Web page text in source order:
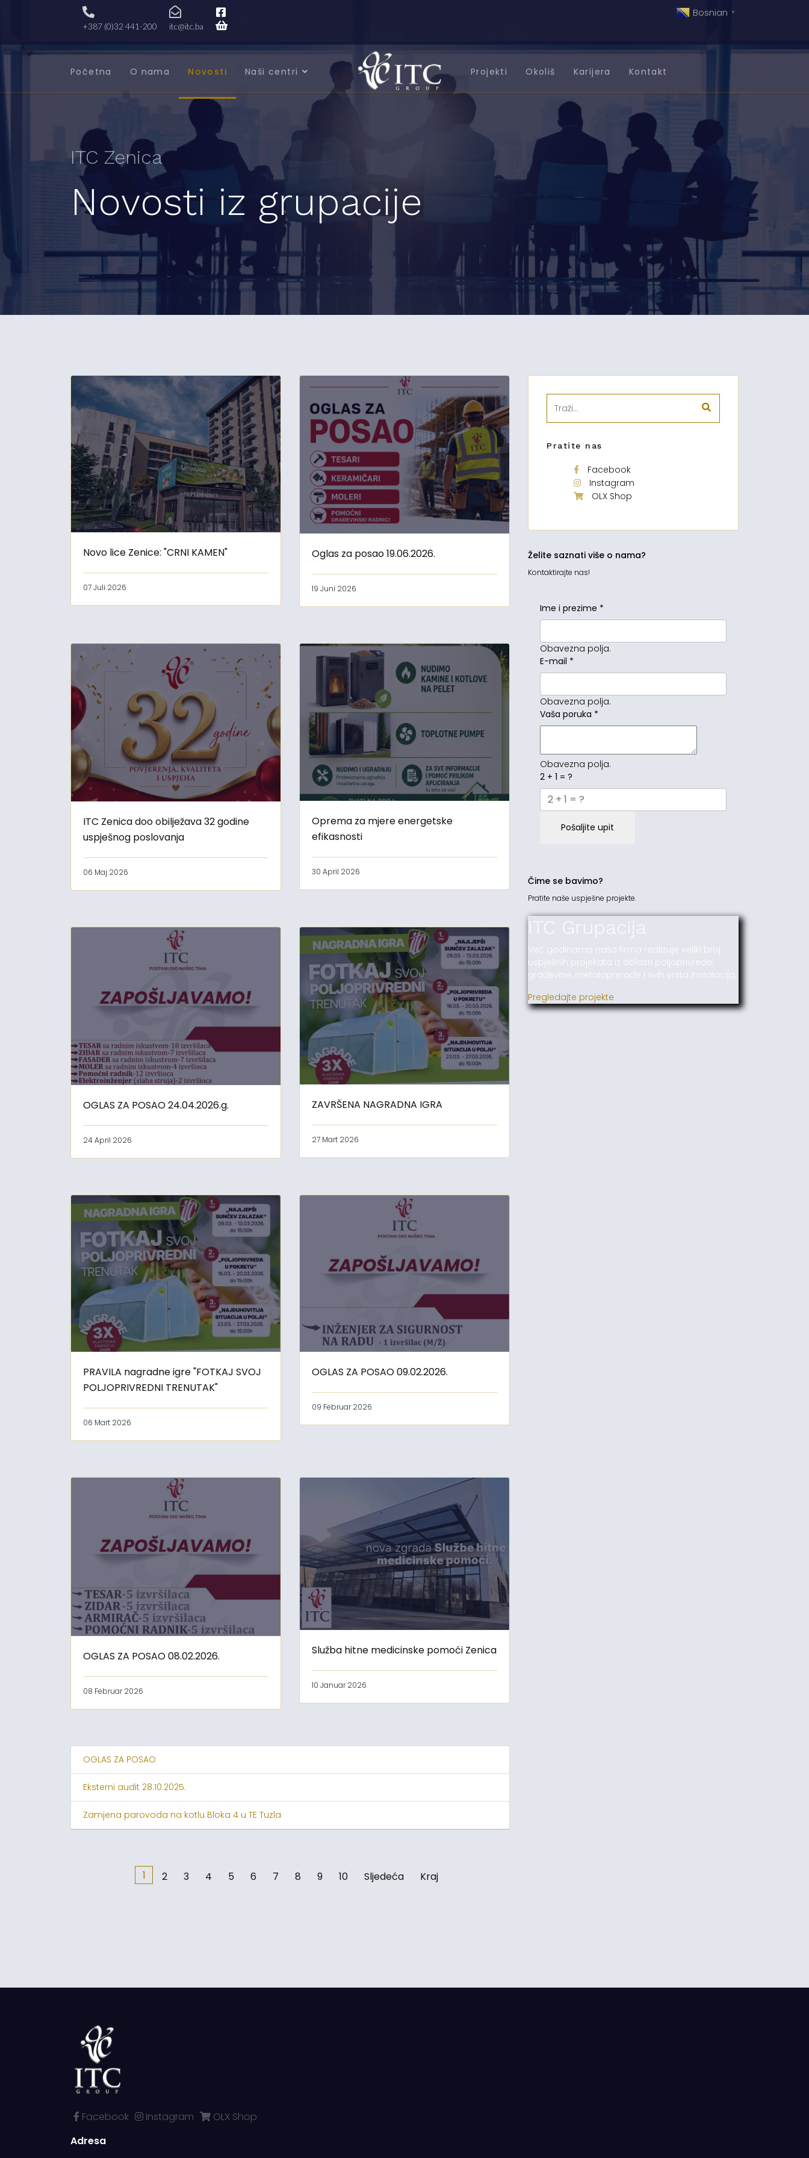
+387 (0)32 441-200 itc@itc.ba
Bosnian ▼
Početna O nama Novosti Naši centri Projekti Okoliš Karijera Kontakt
ITC Zenica
Novosti iz grupacije
Novo lice Zenice: "CRNI KAMEN"
07 Juli 2026
Oglas za posao 19.06.2026.
19 Juni 2026
ITC Zenica doo obilježava 32 godine
uspješnog poslovanja
06 Maj 2026
Oprema za mjere energetske
efikasnosti
30 April 2026
OGLAS ZA POSAO 24.04.2026.g.
24 April 2026
ZAVRŠENA NAGRADNA IGRA
27 Mart 2026
PRAVILA nagradne igre "FOTKAJ SVOJ
POLJOPRIVREDNI TRENUTAK"
06 Mart 2026
OGLAS ZA POSAO 09.02.2026.
09 Februar 2026
OGLAS ZA POSAO 08.02.2026.
08 Februar 2026
Služba hitne medicinske pomoći Zenica
10 Januar 2026
OGLAS ZA POSAO
Eksterni audit 28.10.2025.
Zamjena parovoda na kotlu Bloka 4 u TE Tuzla
1 2 3 4 5 6 7 8 9 10 Sljedeća Kraj
Pratite nas
Facebook
Instagram
OLX Shop
Želite saznati više o nama?
Kontaktirajte nas!
Ime i prezime *
Obavezna polja.
E-mail *
Obavezna polja.
Vaša poruka *
Obavezna polja.
2 + 1 = ?
Pošaljite upit
Čime se bavimo?
Pratite naše uspješne projekte.
ITC Grupacija
Već godinama naša firma realizuje veliki broj
uspješnih projekata iz oblasti poljoprivrede,
građevine, metaloprerade i svih vrsta instalacija.
Pregledajte projekte
Facebook Instagram
OLX Shop
Adresa